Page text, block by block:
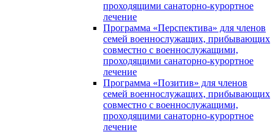
проходящими санаторно-курортное
лечение
Программа «Перспектива» для членов
семей военнослужащих, прибывающих
совместно с военнослужащими,
проходящими санаторно-курортное
лечение
Программа «Позитив» для членов
семей военнослужащих, прибывающих
совместно с военнослужащими,
проходящими санаторно-курортное
лечение